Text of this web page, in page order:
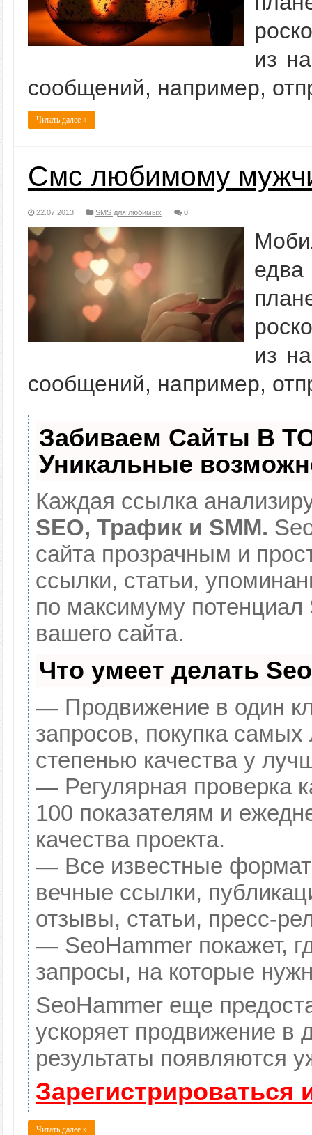
из
сообщений, например,
Читать далее »
Смс любимому
22.07.2013 SMS для любимых 0
из
сообщений, например,
Забиваем Сайты В
Уникальные
Каждая ссылка
SEO, Трафик и SMM.
сайта прозрачным и
ссылки, статьи,
по максимуму
вашего сайта.
Что умеет делать
— Продвижение в один
запросов, покупка
степенью качества у
— Регулярная проверка
100 показателям и
качества проекта.
— Все известные
вечные ссылки,
отзывы, статьи, пресс-
— SeoHammer покажет,
запросы, на которые
SeoHammer еще
ускоряет продвижение в
результаты появляются
Читать далее »